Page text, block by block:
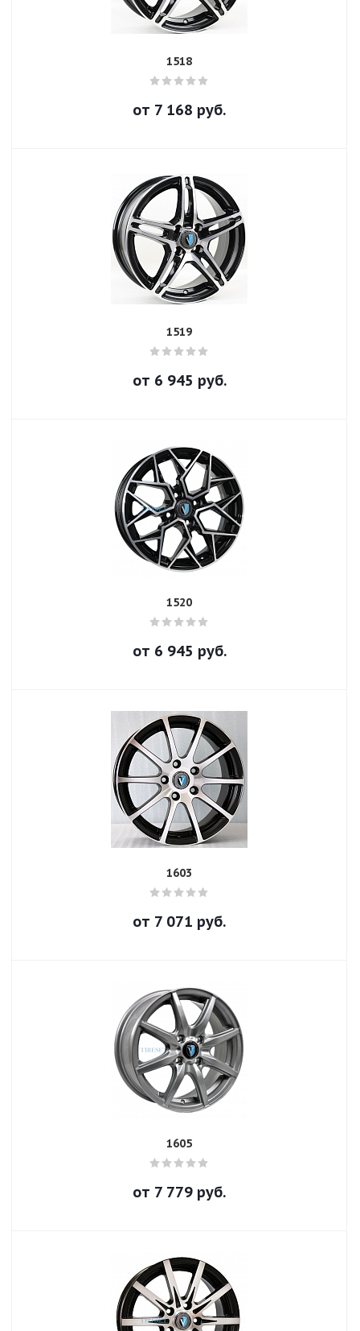
1518
от 7 168 руб.
1519
от 6 945 руб.
1520
от 6 945 руб.
1603
от 7 071 руб.
1605
от 7 779 руб.